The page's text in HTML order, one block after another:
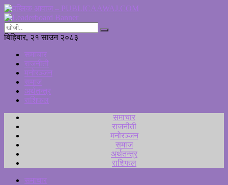
बिहिबार, २१ साउन २०८३
समाचार
राजनीती
मनोरञ्जन
समाज
अर्थतन्त्र
राशिफल
समाचार
राजनीती
मनोरञ्जन
समाज
अर्थतन्त्र
राशिफल
समाचार